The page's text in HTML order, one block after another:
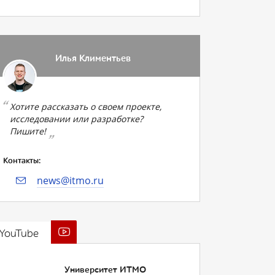
Илья Климентьев
Хотите рассказать о своем проекте,
исследовании или разработке?
Пишите!
Контакты:
news@itmo.ru
Университет ИТМО